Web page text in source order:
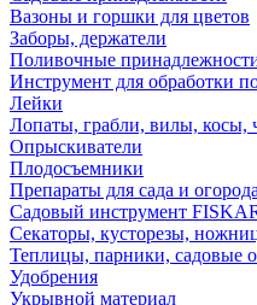
Вазоны и горшки для цветов
Заборы, держатели
Поливочные
Инструмент для обработки
Лейки
Лопаты, грабли, вилы, косы,
Опрыскиватели
Плодосъемники
Препараты для сада и огорода
Садовый инструмент
Секаторы, кусторезы,
Теплицы, парники, садовые
Удобрения
Укрывной материал